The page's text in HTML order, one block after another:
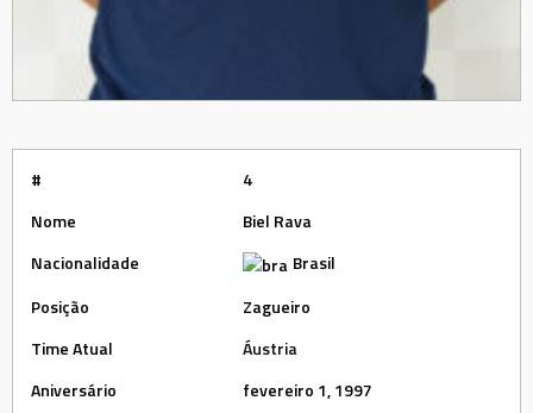
#
4
Nome
Biel Rava
Nacionalidade
Brasil
Posição
Zagueiro
Time Atual
Áustria
Aniversário
fevereiro 1, 1997